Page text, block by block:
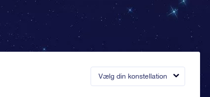
Vælg din konstellation